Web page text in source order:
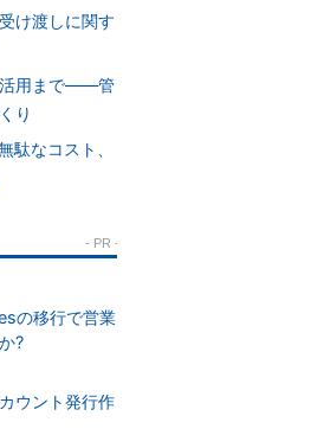
け渡しに関す
活用まで――管
り
駄なコスト、